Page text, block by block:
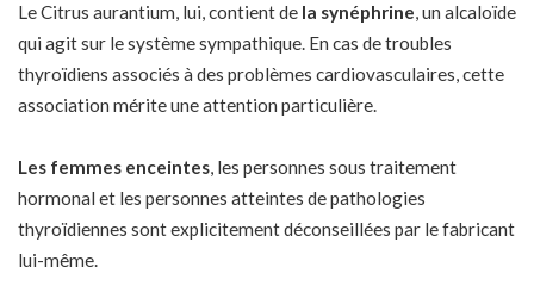
Le Citrus aurantium, lui, contient de la synéphrine, un alcaloïde
qui agit sur le système sympathique. En cas de troubles
thyroïdiens associés à des problèmes cardiovasculaires, cette
association mérite une attention particulière.
Les femmes enceintes , les personnes sous traitement
hormonal et les personnes atteintes de pathologies
thyroïdiennes sont explicitement déconseillées par le fabricant
lui-même.